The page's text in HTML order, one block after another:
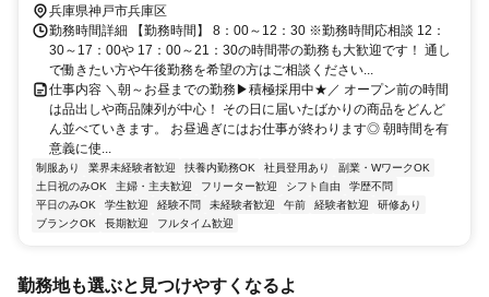
兵庫県神戸市兵庫区
勤務時間詳細 【勤務時間】 8：00～12：30 ※勤務時間応相談 12：
30～17：00や 17：00～21：30の時間帯の勤務も大歓迎です！ 通し
で働きたい方や午後勤務を希望の方はご相談ください...
仕事内容 ＼朝～お昼までの勤務▶積極採用中★／ オープン前の時間
は品出しや商品陳列が中心！ その日に届いたばかりの商品をどんど
ん並べていきます。 お昼過ぎにはお仕事が終わります◎ 朝時間を有
意義に使...
制服あり 業界未経験者歓迎 扶養内勤務OK 社員登用あり
副業・WワークOK
土日祝のみOK
主婦・主夫歓迎 フリーター歓迎 シフト自由
学歴不問
平日のみOK
学生歓迎 経験不問 未経験者歓迎 午前 経験者歓迎
研修あり
ブランクOK
長期歓迎 フルタイム歓迎
勤務地も選ぶと見つけやすくなるよ